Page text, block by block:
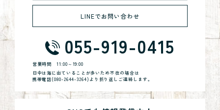
LINEでお問い合わせ
055-919-0415
営業時間11:00～19:00
日中は海に出ていることが多いため不在の場合は
携帯電話(080-2644-3264)より折り返しご連絡します。